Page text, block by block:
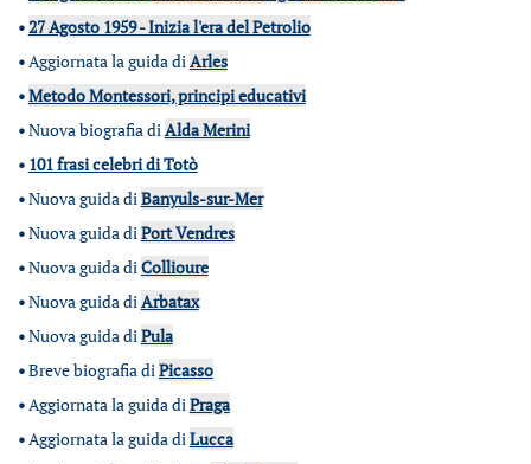
•27 Agosto 1959 - Inizia l'era del Petrolio
•Aggiornata la guida diArles
•Metodo Montessori, principi educativi
•Nuova biografia diAlda Merini
• 101 frasi celebri di Totò
•Nuova guida diBanyuls-sur-Mer
•Nuova guida diPort Vendres
•Nuova guida diCollioure
•Nuova guida diArbatax
•Nuova guida diPula
•Breve biografia diPicasso
•Aggiornata la guida diPraga
•Aggiornata la guida diLucca